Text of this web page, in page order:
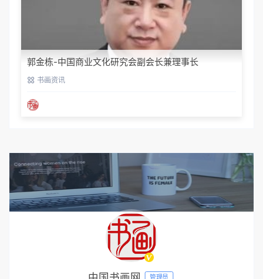
郭金栋-中国商业文化研究会副会长兼理事长
书画资讯
管理员